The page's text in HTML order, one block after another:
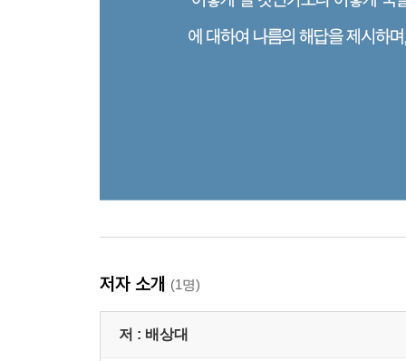
저자 소개 (1명)
저 : 배상대